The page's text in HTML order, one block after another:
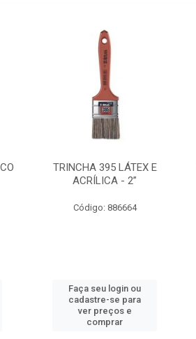
TRINCHA 395 LÁTEX E
ACRÍLICA - 2”
Código: 886664
Faça seu login ou
cadastre-se para
ver preços e
comprar